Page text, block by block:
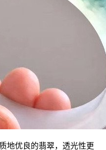
地优良的翡翠，透光性更